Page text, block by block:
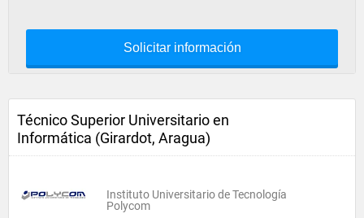
Solicitar información
Técnico Superior Universitario en
Informática (Girardot, Aragua)
Instituto Universitario de Tecnología
Polycom